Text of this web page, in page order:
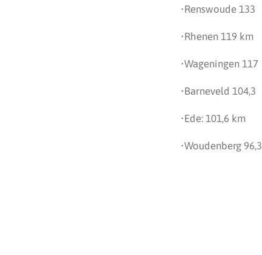
•Renswoude 133
•Rhenen 119 km
•Wageningen 117
•Barneveld 104,3
•Ede: 101,6 km
•Woudenberg 96,3